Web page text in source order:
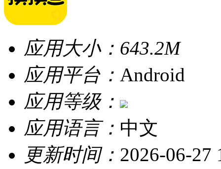
应用大小： 643.2M
应用平台： Android
应用等级：
应用语言： 中文
更新时间： 2026-06-27